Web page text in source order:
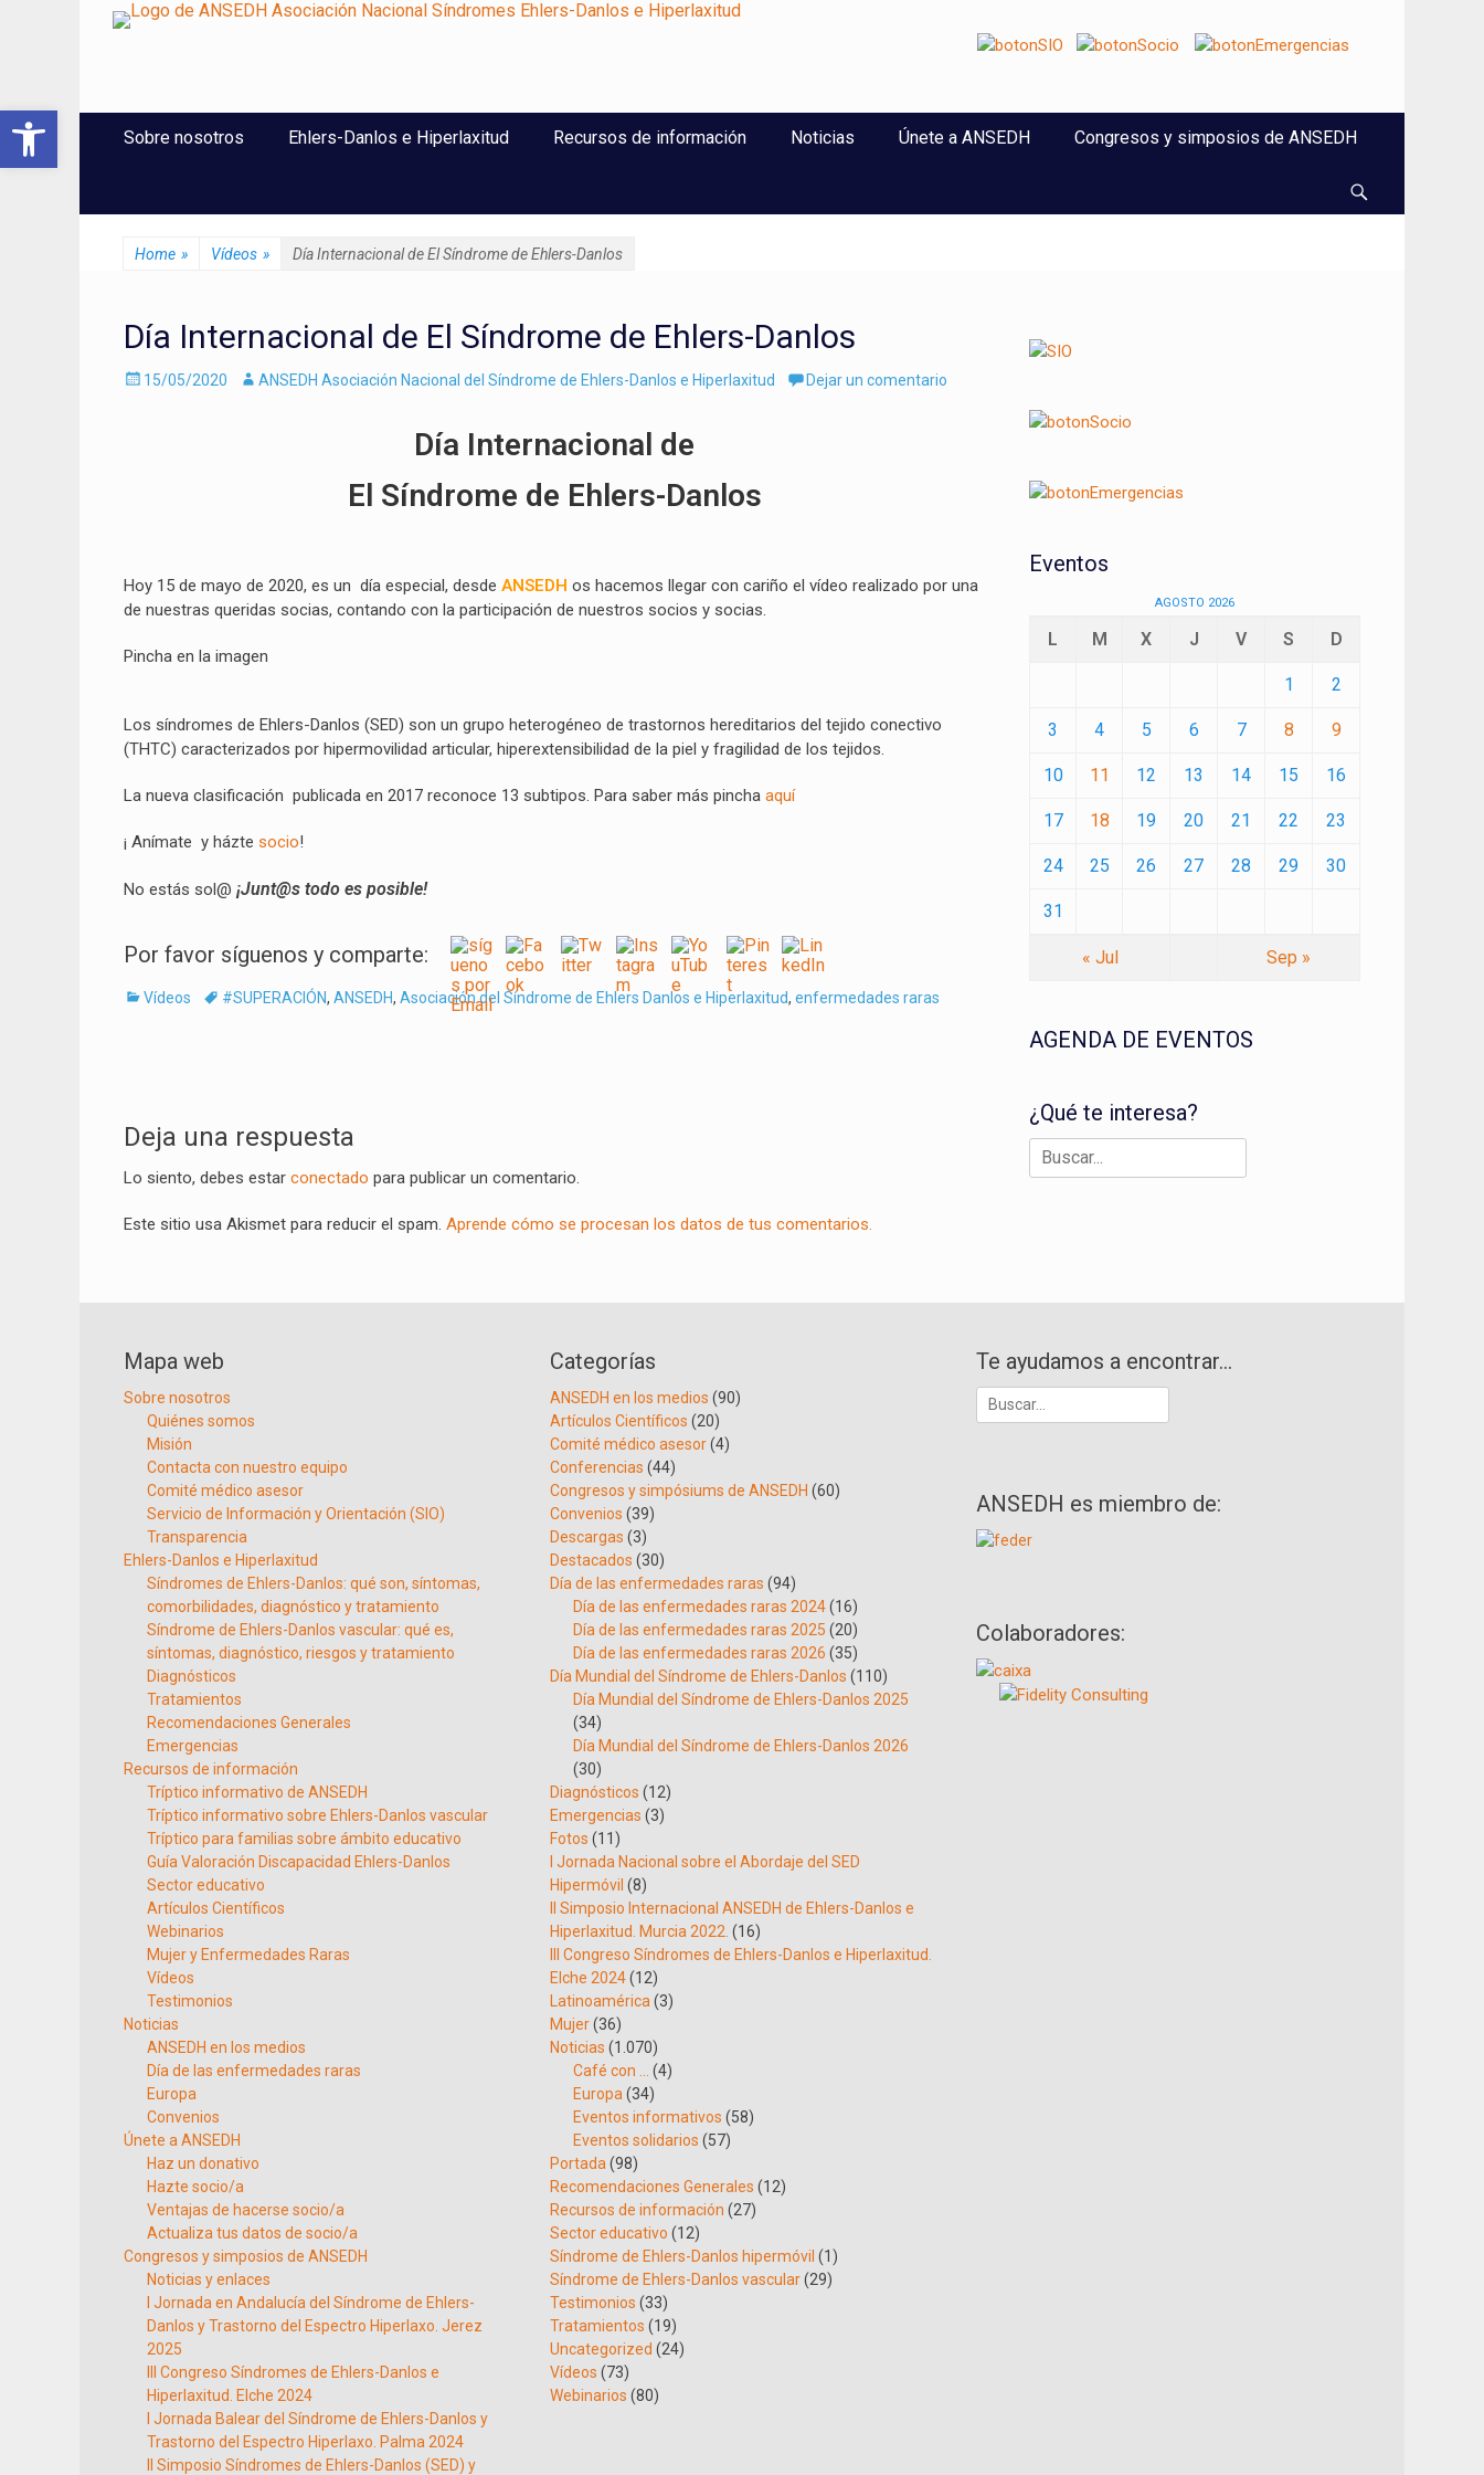
ANSEDH
Asociación Nacional del Síndrome de Ehlers-Danlos e Hiperlaxitud
Menú Principal
Sobre nosotros Ehlers-Danlos e Hiperlaxitud Recursos de información Noticias Únete a ANSEDH Congresos y simposios de ANSEDH
Home » Vídeos » Día Internacional de El Síndrome de Ehlers-Danlos
Día Internacional de El Síndrome de Ehlers-Danlos
Enviado
15/05/2020 AutorANSEDH Asociación Nacional del Síndrome de Ehlers-Danlos e Hiperlaxitud Dejar un comentario
Día Internacional de
El Síndrome de Ehlers-Danlos
Hoy 15 de mayo de 2020, es un día especial, desde ANSEDH os hacemos llegar con cariño el vídeo realizado por una
de nuestras queridas socias, contando con la participación de nuestros socios y socias.
Pincha en la imagen
Los síndromes de Ehlers-Danlos (SED) son un grupo heterogéneo de trastornos hereditarios del tejido conectivo
(THTC) caracterizados por hipermovilidad articular, hiperextensibilidad de la piel y fragilidad de los tejidos.
La nueva clasificación publicada en 2017 reconoce 13 subtipos. Para saber más pincha aquí
¡ Anímate y házte socio!
No estás sol@ ¡Junt@s todo es posible!
Por favor síguenos y comparte:
Categorías
Vídeos Tags#SUPERACIÓN, ANSEDH, Asociación del Síndrome de Ehlers Danlos e Hiperlaxitud, enfermedades raras
de
entradas
Deja una respuesta
Lo siento, debes estar conectado para publicar un comentario.
Este sitio usa Akismet para reducir el spam. Aprende cómo se procesan los datos de tus comentarios.
Eventos
AGOSTO 2026
L M X J V S D
1 2
3 4 5 6 7 8 9
10 11 12 13 14 15 16
17 18 19 20 21 22 23
24 25 26 27 28 29 30
31
« Jul Sep »
AGENDA DE EVENTOS
¿Qué te interesa?
Buscar:
Mapa web
Sobre nosotros
Quiénes somos
Misión
Contacta con nuestro equipo
Comité médico asesor
Servicio de Información y Orientación (SIO)
Transparencia
Ehlers-Danlos e Hiperlaxitud
Síndromes de Ehlers-Danlos: qué son, síntomas,
comorbilidades, diagnóstico y tratamiento
Síndrome de Ehlers-Danlos vascular: qué es,
síntomas, diagnóstico, riesgos y tratamiento
Diagnósticos
Tratamientos
Recomendaciones Generales
Emergencias
Recursos de información
Tríptico informativo de ANSEDH
Tríptico informativo sobre Ehlers-Danlos vascular
Tríptico para familias sobre ámbito educativo
Guía Valoración Discapacidad Ehlers-Danlos
Sector educativo
Artículos Científicos
Webinarios
Mujer y Enfermedades Raras
Vídeos
Testimonios
Noticias
ANSEDH en los medios
Día de las enfermedades raras
Europa
Convenios
Únete a ANSEDH
Haz un donativo
Hazte socio/a
Ventajas de hacerse socio/a
Actualiza tus datos de socio/a
Congresos y simposios de ANSEDH
Noticias y enlaces
I Jornada en Andalucía del Síndrome de Ehlers-
Danlos y Trastorno del Espectro Hiperlaxo. Jerez
2025
III Congreso Síndromes de Ehlers-Danlos e
Hiperlaxitud. Elche 2024
I Jornada Balear del Síndrome de Ehlers-Danlos y
Trastorno del Espectro Hiperlaxo. Palma 2024
II Simposio Síndromes de Ehlers-Danlos (SED) y
Categorías
ANSEDH en los medios (90)
Artículos Científicos (20)
Comité médico asesor(4)
Conferencias (44)
Congresos y simpósiums de ANSEDH (60)
Convenios (39)
Descargas (3)
Destacados (30)
Día de las enfermedades raras (94)
Día de las enfermedades raras 2024(16)
Día de las enfermedades raras 2025 (20)
Día de las enfermedades raras 2026 (35)
Día Mundial del Síndrome de Ehlers-Danlos (110)
Día Mundial del Síndrome de Ehlers-Danlos 2025
(34)
Día Mundial del Síndrome de Ehlers-Danlos 2026
(30)
Diagnósticos (12)
Emergencias (3)
Fotos (11)
I Jornada Nacional sobre el Abordaje del SED
Hipermóvil (8)
II Simposio Internacional ANSEDH de Ehlers-Danlos e
Hiperlaxitud. Murcia 2022. (16)
III Congreso Síndromes de Ehlers-Danlos e Hiperlaxitud.
Elche 2024(12)
Latinoamérica (3)
Mujer(36)
Noticias (1.070)
Café con …
(4)
Europa (34)
Eventos informativos (58)
Eventos solidarios (57)
Portada (98)
Recomendaciones Generales (12)
Recursos de información (27)
Sector educativo (12)
Síndrome de Ehlers-Danlos hipermóvil (1)
Síndrome de Ehlers-Danlos vascular(29)
Testimonios (33)
Tratamientos (19)
Uncategorized (24)
Vídeos (73)
Webinarios (80)
Te ayudamos a encontrar…
Buscar:
ANSEDH es miembro de:
Colaboradores:
Abrir barra de herramientas